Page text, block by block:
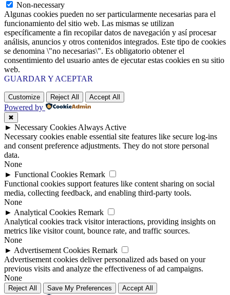
Non-necessary
Algunas cookies pueden no ser particularmente necesarias para el
funcionamiento del sitio web. Las mismas se utilizan
específicamente a fin recopilar datos de navegación y así procesar
análisis, anuncios y otros contenidos integrados. Este tipo de cookies
se denomina \"no necesarias\". Es obligatorio obtener el
consentimiento del usuario antes de ejecutar estas cookies en su sitio
web.
GUARDAR Y ACEPTAR
Customize Reject All Accept All
Powered by
✖
► Necessary Cookies Always Active
Necessary cookies enable essential site features like secure log-ins
and consent preference adjustments. They do not store personal
data.
None
► Functional Cookies Remark
Functional cookies support features like content sharing on social
media, collecting feedback, and enabling third-party tools.
None
► Analytical Cookies Remark
Analytical cookies track visitor interactions, providing insights on
metrics like visitor count, bounce rate, and traffic sources.
None
► Advertisement Cookies Remark
Advertisement cookies deliver personalized ads based on your
previous visits and analyze the effectiveness of ad campaigns.
None
Reject All Save My Preferences Accept All